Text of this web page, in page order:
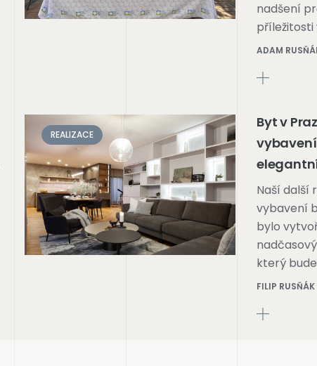
nadšení
ADAM
REALIZACE
Byt v
Naší další
vybavení
bylo
který
FILIP RUSŇÁK